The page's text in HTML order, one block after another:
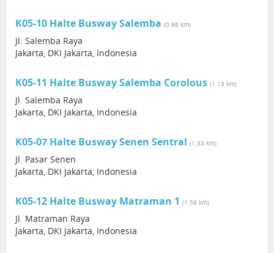
K05-10 Halte Busway Salemba (0.68 km)
Jl. Salemba Raya
Jakarta, DKI Jakarta, Indonesia
K05-11 Halte Busway Salemba Corolous (1.13 km)
Jl. Salemba Raya
Jakarta, DKI Jakarta, Indonesia
K05-07 Halte Busway Senen Sentral (1.33 km)
Jl. Pasar Senen
Jakarta, DKI Jakarta, Indonesia
K05-12 Halte Busway Matraman 1 (1.59 km)
Jl. Matraman Raya
Jakarta, DKI Jakarta, Indonesia